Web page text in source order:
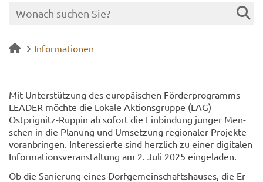
Informationen
Mit Un­ter­stüt­zung des eu­ro­päi­schen För­der­pro­gramms
LEA­DER möch­te die Lo­ka­le Ak­ti­ons­grup­pe (LAG)
Ostprignitz-​Ruppin ab so­fort die Ein­bin­dung jun­ger Men­
schen in die Pla­nung und Um­set­zung re­gio­na­ler Pro­jek­te
vor­an­brin­gen. In­ter­es­sier­te sind herz­lich zu einer di­gi­ta­len
In­for­ma­ti­ons­ver­an­stal­tung am 2. Juli 2025 ein­ge­la­den.
Ob die Sa­nie­rung eines Dorf­ge­mein­schafts­hau­ses, die Er­